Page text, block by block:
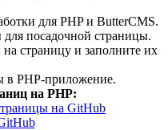
для PHP и ButterCMS.
посадочной страницы.
страницу и заполните их
в PHP-приложение.
на PHP:
на GitHub